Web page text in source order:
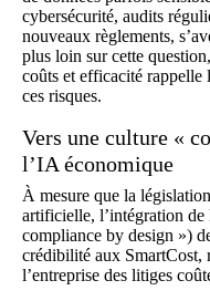
cybersécurité, audits
nouveaux règlements,
plus loin sur cette question,
coûts et efficacité rappelle
ces risques.
Vers une culture «
l’IA économique
À mesure que la
artificielle, l’intégration
compliance by design »)
crédibilité aux SmartCost,
l’entreprise des litiges